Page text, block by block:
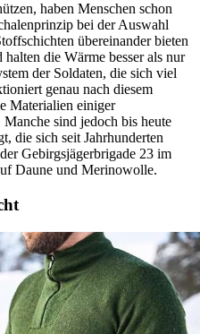
haben Menschen schon
bei der Auswahl
übereinander bieten
die Wärme besser als nur
der Soldaten, die sich viel
genau nach diesem
Materialien einiger
sind jedoch bis heute
die sich seit Jahrhunderten
Gebirgsjägerbrigade 23 im
Daune und Merinowolle.